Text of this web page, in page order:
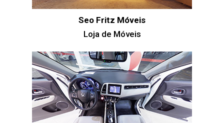
Seo Fritz Móveis
Loja de Móveis